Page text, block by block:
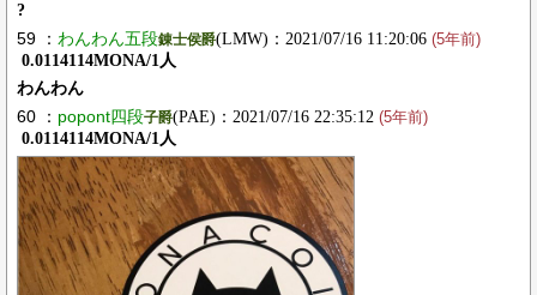
?
59 ： わんわん五段錬士侯爵(LMW)：2021/07/16 11:20:06 (5年前)
0.0114114MONA/1人
わんわん
60 ： popont四段子爵(PAE)：2021/07/16 22:35:12 (5年前)
0.0114114MONA/1人